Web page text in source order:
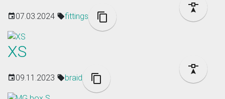
07.03.2024 fittings
XS
09.11.2023 braid